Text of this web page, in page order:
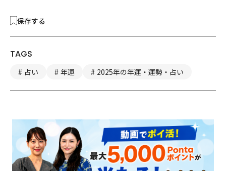
保存する
TAGS
占い 年運 2025年の年運・運勢・占い